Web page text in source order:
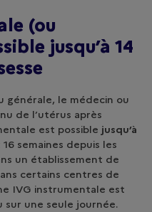
(ou
jusqu’à 14
générale, le médecin ou
de l’utérus après
est possible jusqu’à
16 semaines depuis les
un établissement de
certains centres de
IVG instrumentale est
sur une seule journée.